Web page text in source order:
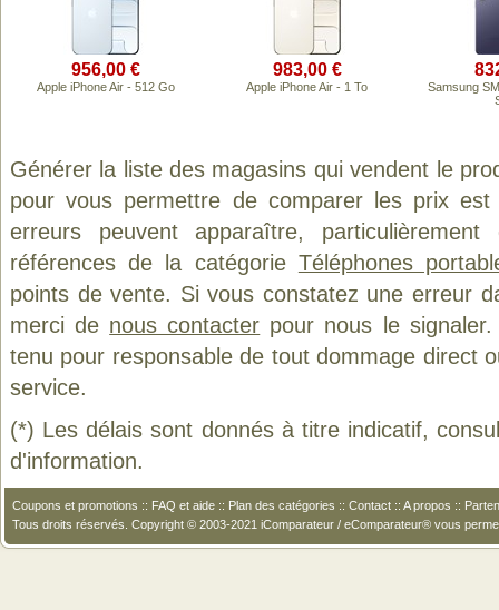
956,00 €
Apple iPhone Air - 512 Go
983,00 €
Apple iPhone Air - 1 To
Samsung
Générer la liste des magasins qui vendent le
pour vous permettre de comparer les prix
erreurs peuvent apparaître,
références de la catégorie Téléphones
points de vente. Si vous constatez une erreur
merci de nous contacter pour nous le
tenu pour responsable de tout dommage direct
service.
(*) Les délais sont donnés à titre indicatif,
d'information.
Coupons et promotions :: FAQ et aide :: Plan des catégories :: Contact :: A propos ::
Tous droits réservés. Copyright © 2003-2021 iComparateur / eComparateur® vous